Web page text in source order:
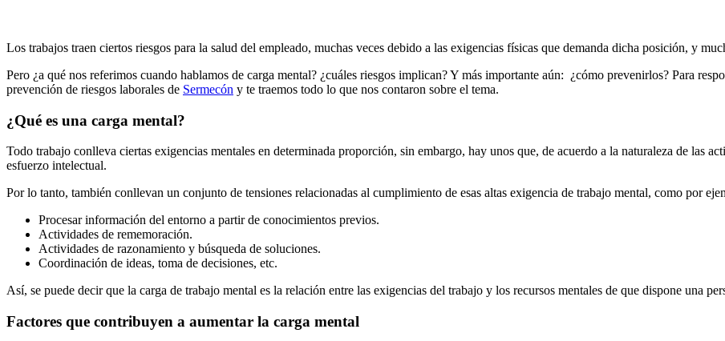
Los trabajos traen ciertos riesgos para la salud del empleado, muchas veces debido a las exigencias físicas que demanda dicha posición, y
Pero ¿a qué nos referimos cuando hablamos de carga mental? ¿cuáles riesgos implican? Y más importante aún: ¿cómo prevenirlos? Para
prevención de riesgos laborales de Sermecón y te traemos todo lo que nos contaron sobre el tema.
¿Qué es una carga mental?
Todo trabajo conlleva ciertas exigencias mentales en determinada proporción, sin embargo, hay unos que, de acuerdo a la naturaleza de las
esfuerzo intelectual.
Por lo tanto, también conllevan un conjunto de tensiones relacionadas al cumplimiento de esas altas exigencia de trabajo mental, como por
Procesar información del entorno a partir de conocimientos previos.
Actividades de rememoración.
Actividades de razonamiento y búsqueda de soluciones.
Coordinación de ideas, toma de decisiones, etc.
Así, se puede decir que la carga de trabajo mental es la relación entre las exigencias del trabajo y los recursos mentales de que dispone una
Factores que contribuyen a aumentar la carga mental